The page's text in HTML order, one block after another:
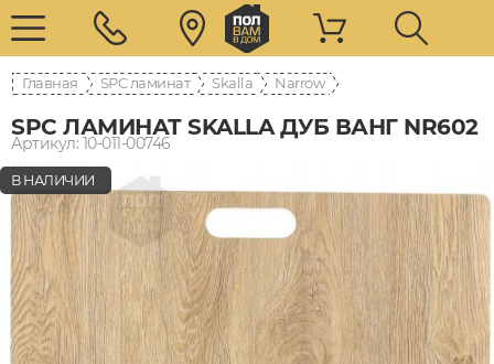
Главная SPC ламинат Skalla Narrow
SPC ЛАМИНАТ SKALLA ДУБ ВАНГ NR602
Артикул: 10-011-00746
В НАЛИЧИИ